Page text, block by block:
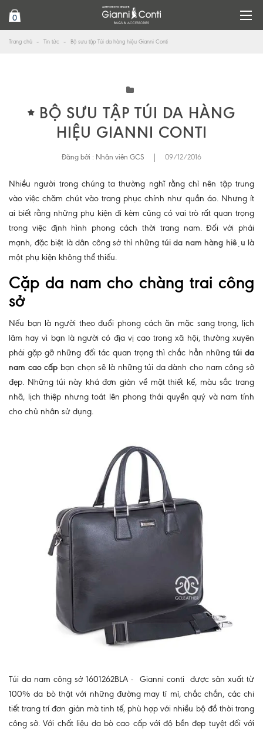
0
Trang chủ Tin tức Bộ sưu tập Túi da hàng hiệu Gianni Conti
BỘ SƯU TẬP TÚI DA HÀNG
HIỆU GIANNI CONTI
Đăng bởi : Nhân viên GCS 09/12/2016
Nhiều người trong chúng ta thường nghĩ rằng chỉ nên tập trung
vào việc chăm chút vào trang phục chính như quần áo. Nhưng ít
ai biết rằng những phụ kiện đi kèm cũng có vai trò rất quan trọng
trong việc định hình phong cách thời trang nam. Đối với phái
mạnh, đặc biệt là dân công sở thì những túi da nam hàng hiệu là
một phụ kiện không thể thiếu.
Cặp da nam cho chàng trai công
sở
Nếu bạn là người theo đuổi phong cách ăn mặc sang trọng, lịch
lãm hay vì bạn là người có địa vị cao trong xã hội, thường xuyên
phải gặp gỡ những đối tác quan trọng thì chắc hẳn những túi da
nam cao cấp bạn chọn sẽ là những túi da dành cho nam công sở
đẹp. Những túi này khá đơn giản về mặt thiết kế, màu sắc trang
nhã, lịch thiệp nhưng toát lên phong thái quyền quý và nam tính
cho chủ nhân sử dụng.
Túi da nam công sở 1601262BLA - Gianni conti được sản xuất từ
100% da bò thật với những đường may tỉ mỉ, chắc chắn, các chi
tiết trang trí đơn giản mà tinh tế, phù hợp với nhiều bộ đồ thời trang
công sở. Với chất liệu da bò cao cấp với độ bền đẹp tuyệt đối với